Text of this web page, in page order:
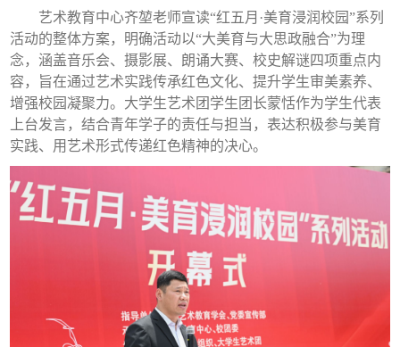
艺术教育中心齐堃老师宣读“红五月·美育浸润校园”系列
活动的整体方案，明确活动以“大美育与大思政融合”为理
念，涵盖音乐会、摄影展、朗诵大赛、校史解谜四项重点内
容，旨在通过艺术实践传承红色文化、提升学生审美素养、
增强校园凝聚力。大学生艺术团学生团长蒙恬作为学生代表
上台发言，结合青年学子的责任与担当，表达积极参与美育
实践、用艺术形式传递红色精神的决心。